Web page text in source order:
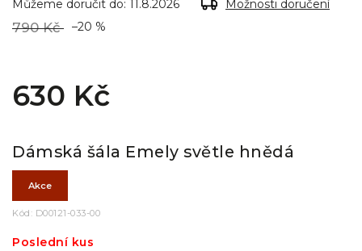
Můžeme doručit do: 11.8.2026 Možnosti doručení
790 Kč –20 %
630 Kč
Dámská šála Emely světle hnědá
Akce
Kód: D00121-033-00
Poslední kus